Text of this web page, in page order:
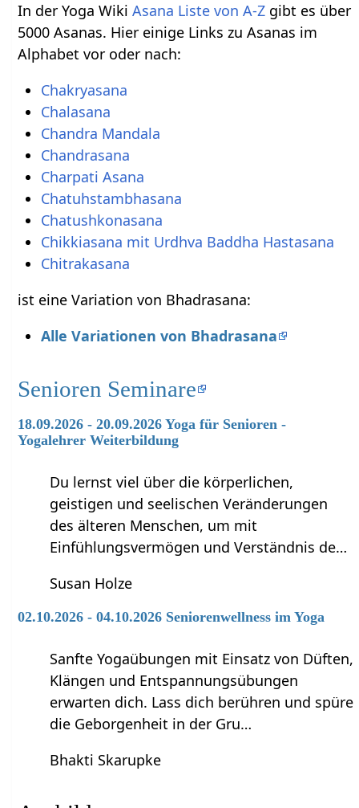
In der Yoga WikiAsana Liste von A-Z gibt es über
5000 Asanas. Hier einige Links zu Asanas im
Alphabet vor oder nach:
Chakryasana
Chalasana
Chandra Mandala
Chandrasana
Charpati Asana
Chatuhstambhasana
Chatushkonasana
Chikkiasana mit Urdhva Baddha Hastasana
Chitrakasana
ist eine Variation von Bhadrasana:
Alle Variationen von Bhadrasana
Senioren Seminare
18.09.2026 - 20.09.2026 Yoga für Senioren -
Yogalehrer Weiterbildung
Du lernst viel über die körperlichen,
geistigen und seelischen Veränderungen
des älteren Menschen, um mit
Einfühlungsvermögen und Verständnis de…
Susan Holze
02.10.2026 - 04.10.2026 Seniorenwellness im Yoga
Sanfte Yogaübungen mit Einsatz von Düften,
Klängen und Entspannungsübungen
erwarten dich. Lass dich berühren und spüre
die Geborgenheit in der Gru…
Bhakti Skarupke